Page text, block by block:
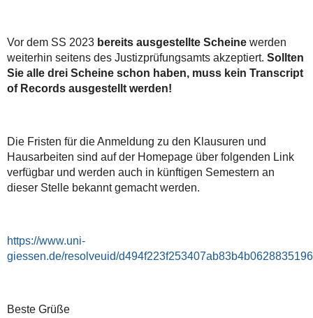
Vor dem SS 2023 bereits ausgestellte Scheinewerden
weiterhin seitens des Justizprüfungsamts akzeptiert. Sollten
Sie alle drei Scheine schon haben, muss kein Transcript
of Records ausgestellt werden!
Die Fristen für die Anmeldung zu den Klausuren und
Hausarbeiten sind auf der Homepage über folgenden Link
verfügbar und werden auch in künftigen Semestern an
dieser Stelle bekannt gemacht werden.
https://www.uni-
giessen.de/resolveuid/d494f223f253407ab83b4b0628835196
Beste Grüße